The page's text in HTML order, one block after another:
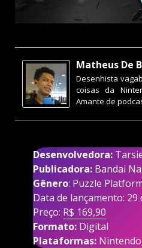
Matheus De
Desenhista
coisas da
Amante de
Desenvolvedora:
Publicadora: Bandai
Gênero: Puzzle
Data de lançamento: 29
Preço: R$ 169,90
Formato: Digital
Plataformas:Nintendo